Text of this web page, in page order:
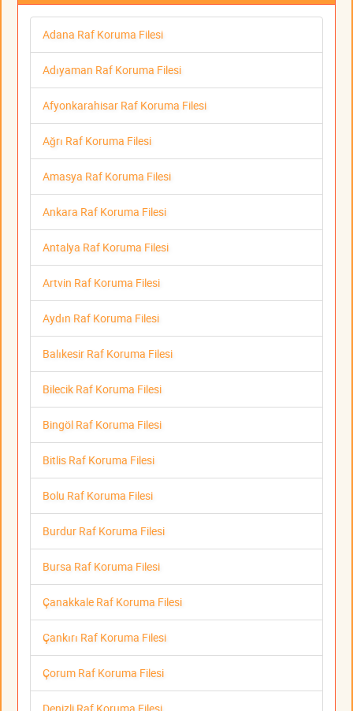
Adana Raf Koruma Filesi
Adıyaman Raf Koruma Filesi
Afyonkarahisar Raf Koruma Filesi
Ağrı Raf Koruma Filesi
Amasya Raf Koruma Filesi
Ankara Raf Koruma Filesi
Antalya Raf Koruma Filesi
Artvin Raf Koruma Filesi
Aydın Raf Koruma Filesi
Balıkesir Raf Koruma Filesi
Bilecik Raf Koruma Filesi
Bingöl Raf Koruma Filesi
Bitlis Raf Koruma Filesi
Bolu Raf Koruma Filesi
Burdur Raf Koruma Filesi
Bursa Raf Koruma Filesi
Çanakkale Raf Koruma Filesi
Çankırı Raf Koruma Filesi
Çorum Raf Koruma Filesi